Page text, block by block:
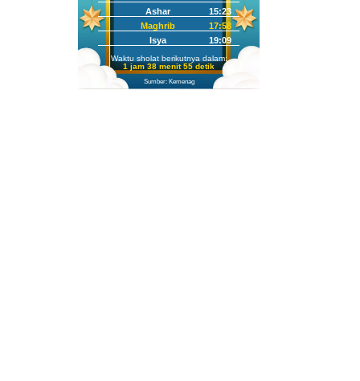
Ashar
15:23
Maghrib
17:58
Isya
19:09
Waktu sholat berikutnya dalam:
1 jam 38 menit 53 detik
Sumber: Kemenag